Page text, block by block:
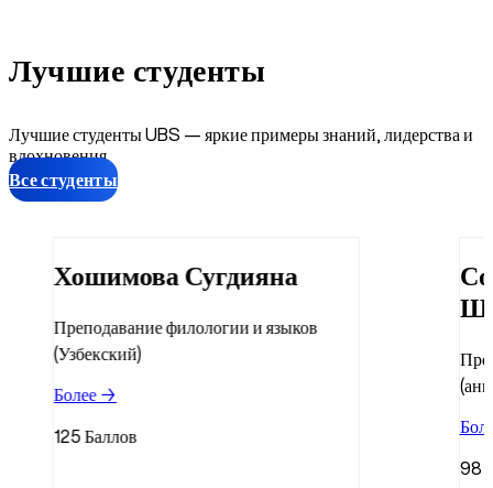
Лучшие студенты
Лучшие студенты UBS — яркие примеры знаний, лидерства и
вдохновения.
Все студенты
Хошимова Сугдияна
Преподавание филологии и языков
(Узбекский)
Более ️→
125 Баллов
98